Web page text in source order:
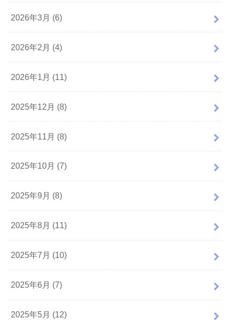
2026年3月 (6)
2026年2月 (4)
2026年1月 (11)
2025年12月 (8)
2025年11月 (8)
2025年10月 (7)
2025年9月 (8)
2025年8月 (11)
2025年7月 (10)
2025年6月 (7)
2025年5月 (12)